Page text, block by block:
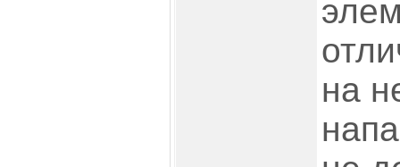
на